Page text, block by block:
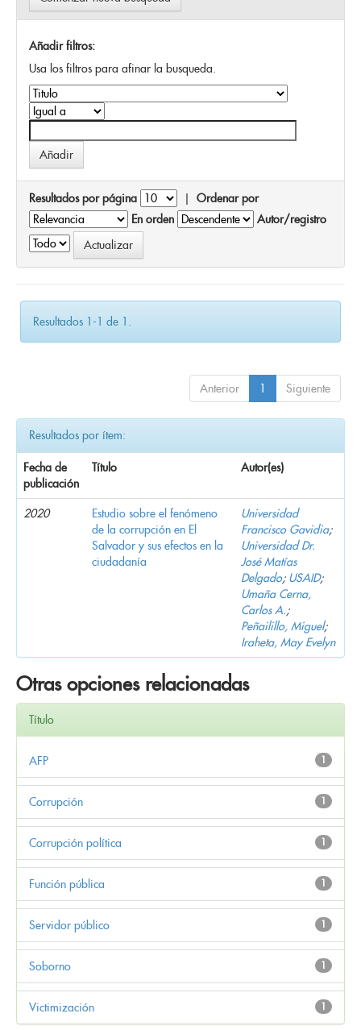
Añadir filtros:
Usa los filtros para afinar la busqueda.
Resultados por página | Ordenar por
En orden
Autor/registro
Resultados 1-1 de 1.
Anterior 1 Siguiente
Resultados por ítem:
Fecha de
publicación
Título Autor(es)
2020
Estudio sobre el fenómeno
de la corrupción en El
Salvador y sus efectos en la
ciudadanía
Universidad
Francisco Gavidia;
Universidad Dr.
José Matías
Delgado; USAID;
Umaña Cerna,
Carlos A.;
Peñailillo, Miguel;
Iraheta, May Evelyn
Otras opciones relacionadas
Título
1
AFP
1
Corrupción
1
Corrupción política
1
Función pública
1
Servidor público
1
Soborno
1
Victimización